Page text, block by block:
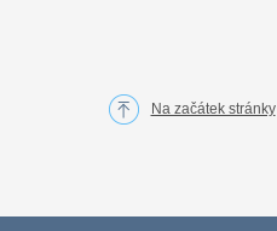
Na začátek stránky